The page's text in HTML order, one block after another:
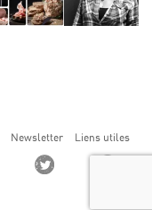
Newsletter Liens utiles